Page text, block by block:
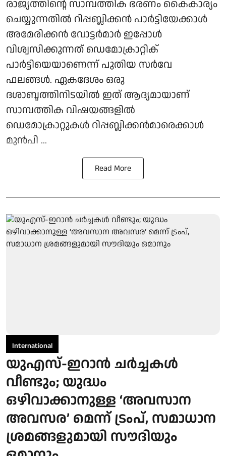
രാജ്യത്തിന്റെ സാമ്പത്തിക ഭരണം കൈകാര്യം
ചെയ്യുന്നതിൽ റിപ്പബ്ലിക്കൻ പാർട്ടിയേക്കാൾ
അമേരിക്കൻ വോട്ടർമാർ ഇപ്പോൾ
വിശ്വസിക്കുന്നത് ഡെമോക്രാറ്റിക്
പാർട്ടിയെയാണെന്ന് പുതിയ സർവേ
ഫലങ്ങൾ. ഏകദേശം ഒരു
ദശാബ്ദത്തിനിടയിൽ ഇത് ആദ്യമായാണ്
സാമ്പത്തിക വിഷയങ്ങളിൽ
ഡെമോക്രാറ്റുകൾ റിപ്പബ്ലിക്കൻമാരെക്കാൾ
മുൻപി ...
Read More
International
യുഎസ്-ഇറാൻ ചർച്ചകൾ
വീണ്ടും; യുദ്ധം
ഒഴിവാക്കാനുള്ള ‘അവസാന
അവസര’ മെന്ന് ട്രംപ്, സമാധാന
ശ്രമങ്ങളുമായി സൗദിയും